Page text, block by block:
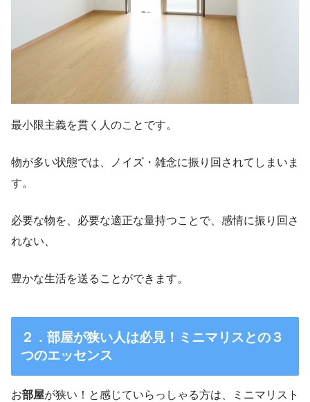
最小限主義を貫く人のことです。
物が多い状態では、ノイズ・雑念に振り回されてしまいま
す。
必要な物を、必要な適正な量持つことで、感情に振り回さ
れない、
豊かな生活を送ることができます。
２．部屋が狭い人は必見！ミニマリスとの３
つのエッセンス
お部屋が狭い！と感じていらっしゃる方は、ミニマリスト